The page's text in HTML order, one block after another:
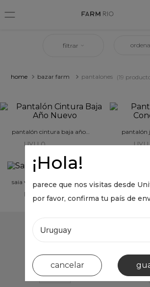
¡Hola!
parece que nos visitas desde
por favor, confirma tu país de
cancelar
filtrar
bazar farm pantalones 19
pantalón cintura baja año
UYU 0
pantalón
saia voo de porcelana
UYU 0
calca